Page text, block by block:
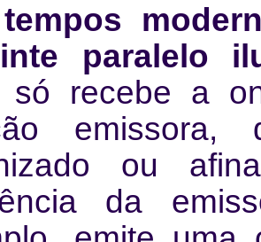
paralelo
só recebe a
ou
da